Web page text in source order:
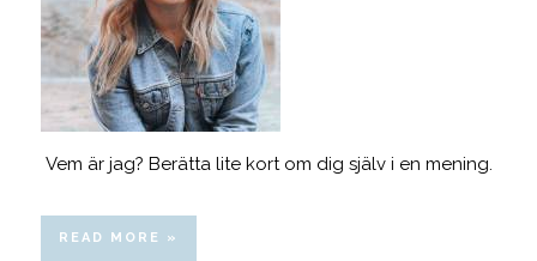
Vem är jag? Berätta lite kort om dig själv i en mening.
READ MORE »